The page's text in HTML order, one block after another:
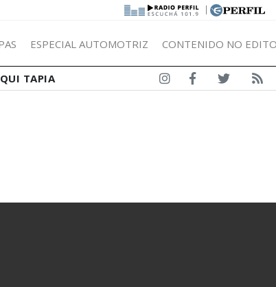
|
ESPECIAL AUTOMOTRIZ CONTENIDO NO
TAPIA